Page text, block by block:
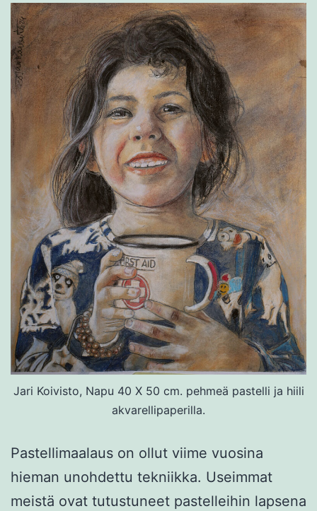
Jari Koivisto, Napu 40 X 50 cm. pehmeä pastelli ja hiili
akvarellipaperilla.
Pastellimaalaus on ollut viime vuosina
hieman unohdettu tekniikka. Useimmat
meistä ovat tutustuneet pastelleihin lapsena